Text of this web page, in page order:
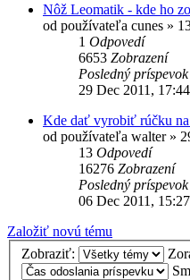
Nôž Leomatik - kde ho
od používateľa cunes »
1 Odpovedí
6653 Zobrazení
Posledný príspevok
29 Dec 2011, 17:44
Kde dať vyrobiť rúčku na
od používateľa walter»
13 Odpovedí
16276 Zobrazení
Posledný príspevok
06 Dec 2011, 15:27
Založiť novú tému
Zobraziť: